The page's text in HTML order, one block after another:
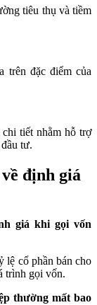
tiêu thụ và tiềm
trên đặc điểm của
tiết nhằm hỗ trợ
tư.
định giá
giá khi gọi vốn
lệ cổ phần bán cho
trình gọi vốn.
thường mất bao